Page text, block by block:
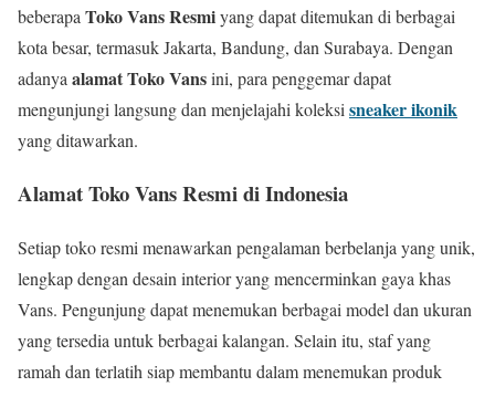
beberapa Toko Vans Resmiyang dapat ditemukan di berbagai
kota besar, termasuk Jakarta, Bandung, dan Surabaya. Dengan
adanya alamat Toko Vansini, para penggemar dapat
mengunjungi langsung dan menjelajahi koleksi sneaker ikonik
yang ditawarkan.
Alamat Toko Vans Resmi di Indonesia
Setiap toko resmi menawarkan pengalaman berbelanja yang unik,
lengkap dengan desain interior yang mencerminkan gaya khas
Vans. Pengunjung dapat menemukan berbagai model dan ukuran
yang tersedia untuk berbagai kalangan. Selain itu, staf yang
ramah dan terlatih siap membantu dalam menemukan produk